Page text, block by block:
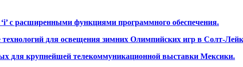
с расширенными функциями программного обеспечения.
для освещения зимних Олимпийских игр в Солт-
для крупнейшей телекоммуникационной выставки Мексики.